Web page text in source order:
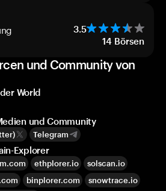
3.5
14 Börsen
und Community von
World
und Community
Telegram
Explorer
ethplorer.io
solscan.io
binplorer.com
snowtrace.io